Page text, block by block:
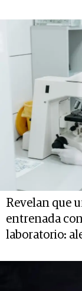
Revelan que
entrenada
laboratorio: